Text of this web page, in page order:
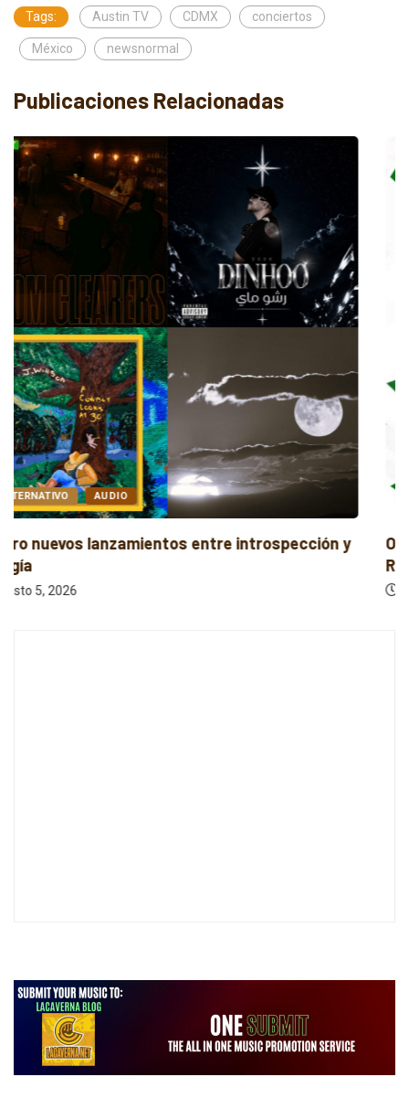
Tags: Austin TV CDMX conciertos
México newsnormal
Publicaciones Relacionadas
AUDIO POP
Orquesta The Lunaticos renueva “La Camioneta
Roja...
agosto 5, 2026